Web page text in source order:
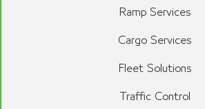
Ramp Services
Cargo Services
Fleet Solutions
Traffic Control